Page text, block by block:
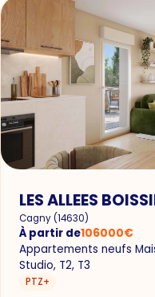
LES ALLEES
Cagny (14630)
À partir de106000€
Appartements neufs
Studio, T2, T3
PTZ+